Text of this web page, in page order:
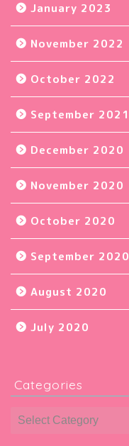
January 2023
November 2022
October 2022
September 2021
December 2020
November 2020
October 2020
September 2020
August 2020
July 2020
Categories